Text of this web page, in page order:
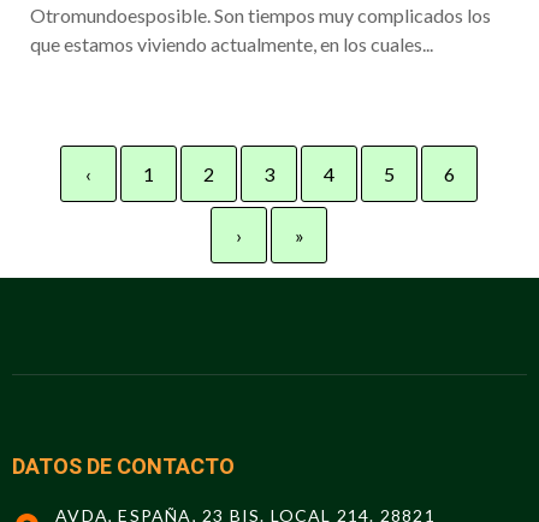
Otromundoesposible. Son tiempos muy complicados los
que estamos viviendo actualmente, en los cuales...
‹ 1 2 3 4 5 6
› »
DATOS DE CONTACTO
AVDA, ESPAÑA, 23 BIS. LOCAL 214. 28821